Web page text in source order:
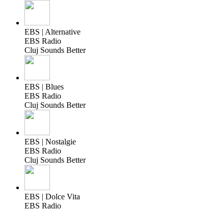
EBS | Alternative
EBS Radio
Cluj Sounds Better
EBS | Blues
EBS Radio
Cluj Sounds Better
EBS | Nostalgie
EBS Radio
Cluj Sounds Better
EBS | Dolce Vita
EBS Radio